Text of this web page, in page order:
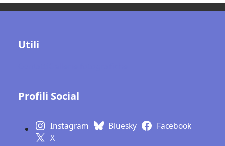
Utili
Profili Social
Instagram Bluesky
Facebook
X